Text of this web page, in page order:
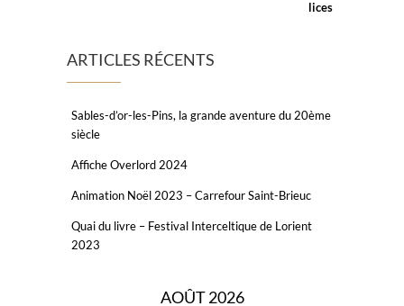
ARTICLES RÉCENTS
Sables-d’or-les-Pins, la grande aventure du 20ème
siècle
Affiche Overlord 2024
Animation Noël 2023 – Carrefour Saint-Brieuc
Quai du livre – Festival Interceltique de Lorient
2023
AOÛT 2026